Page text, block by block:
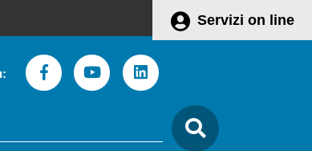
Servizi on line
FacebookYoutubeLinkedin